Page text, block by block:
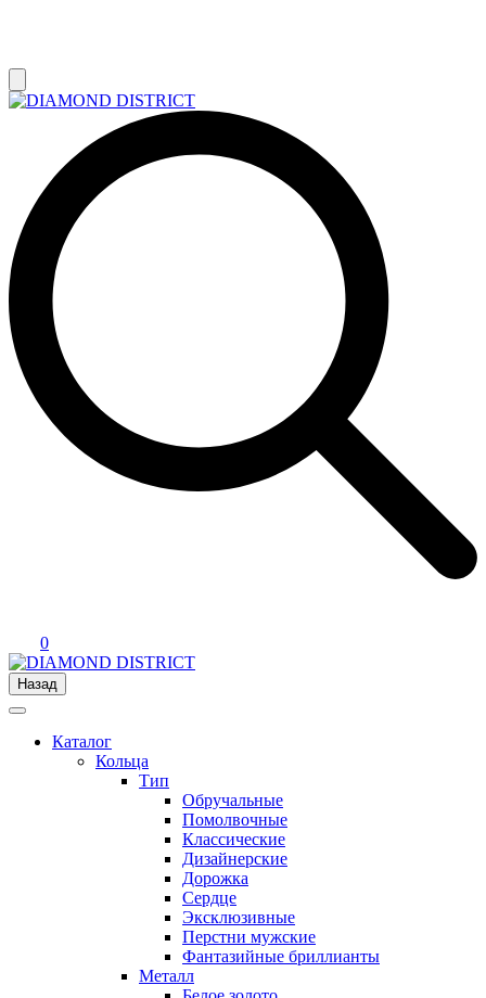
0
Назад
Каталог
Кольца
Тип
Обручальные
Помолвочные
Классические
Дизайнерские
Дорожка
Сердце
Эксклюзивные
Перстни мужские
Фантазийные бриллианты
Металл